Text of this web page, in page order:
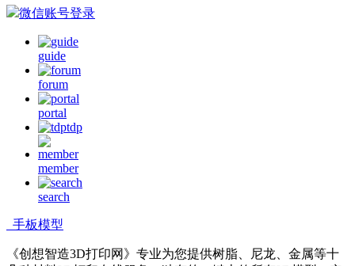
微信账号登录
guide
forum
portal
tdp
member
search
手板模型
《创想智造3D打印网》专业为您提供树脂、尼龙、金属等十